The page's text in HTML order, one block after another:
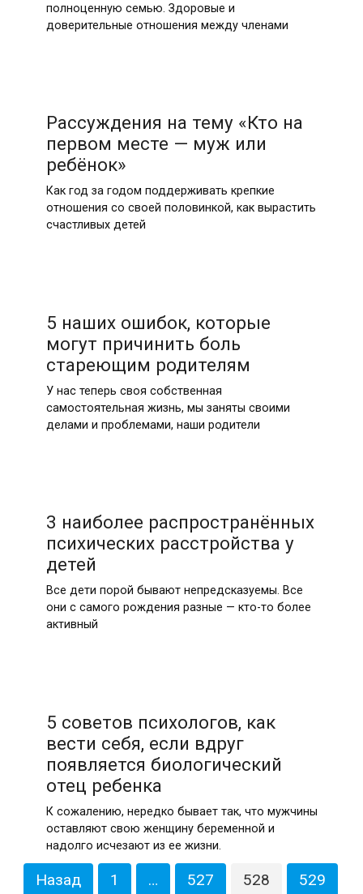
полноценную семью. Здоровые и
доверительные отношения между членами
Рассуждения на тему «Кто на
первом месте — муж или
ребёнок»
Как год за годом поддерживать крепкие
отношения со своей половинкой, как вырастить
счастливых детей
5 наших ошибок, которые
могут причинить боль
стареющим родителям
У нас теперь своя собственная
самостоятельная жизнь, мы заняты своими
делами и проблемами, наши родители
3 наиболее распространённых
психических расстройства у
детей
Все дети порой бывают непредсказуемы. Все
они с самого рождения разные — кто-то более
активный
5 советов психологов, как
вести себя, если вдруг
появляется биологический
отец ребенка
К сожалению, нередко бывает так, что мужчины
оставляют свою женщину беременной и
надолго исчезают из ее жизни.
Пагинация
Назад 1 … 527 528 529